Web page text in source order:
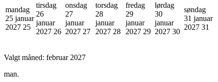
mandag
25 januar
2027 25
tirsdag
26
januar
2027 26
onsdag
27
januar
2027 27
torsdag
28
januar
2027 28
fredag
29
januar
2027 29
lørdag
30
januar
2027 30
søndag
31 januar
2027 31
Valgt måned: februar 2027
man.